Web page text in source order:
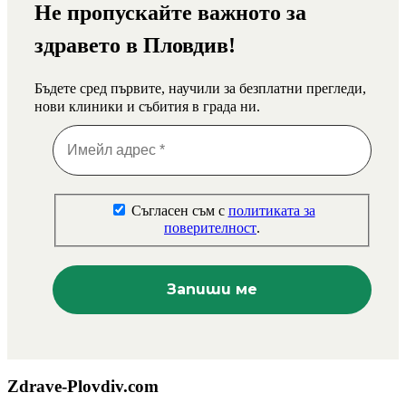
Не пропускайте важното за
здравето в Пловдив!
Бъдете сред първите, научили за безплатни прегледи,
нови клиники и събития в града ни.
Съгласен съм с политиката за
поверителност.
Zdrave-Plovdiv.com